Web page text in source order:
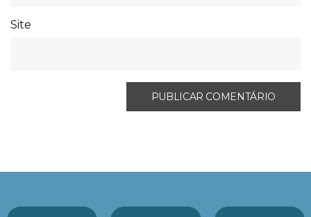
Site